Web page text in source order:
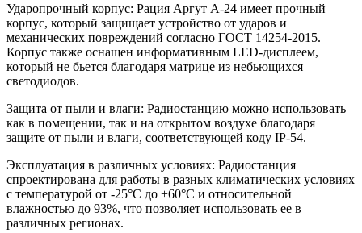
Ударопрочный корпус: Рация Аргут А-24 имеет прочный
корпус, который защищает устройство от ударов и
механических повреждений согласно ГОСТ 14254-2015.
Корпус также оснащен информативным LED-дисплеем,
который не бьется благодаря матрице из небьющихся
светодиодов.
Защита от пыли и влаги: Радиостанцию можно использовать
как в помещении, так и на открытом воздухе благодаря
защите от пыли и влаги, соответствующей коду IP-54.
Эксплуатация в различных условиях: Радиостанция
спроектирована для работы в разных климатических условиях
с температурой от -25°C до +60°C и относительной
влажностью до 93%, что позволяет использовать ее в
различных регионах.